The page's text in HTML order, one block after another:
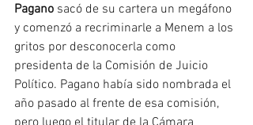
Pagano sacó de su cartera un megáfono
y comenzó a recriminarle a Menem a los
gritos por desconocerla como
presidenta de la Comisión de Juicio
Político. Pagano había sido nombrada el
año pasado al frente de esa comisión,